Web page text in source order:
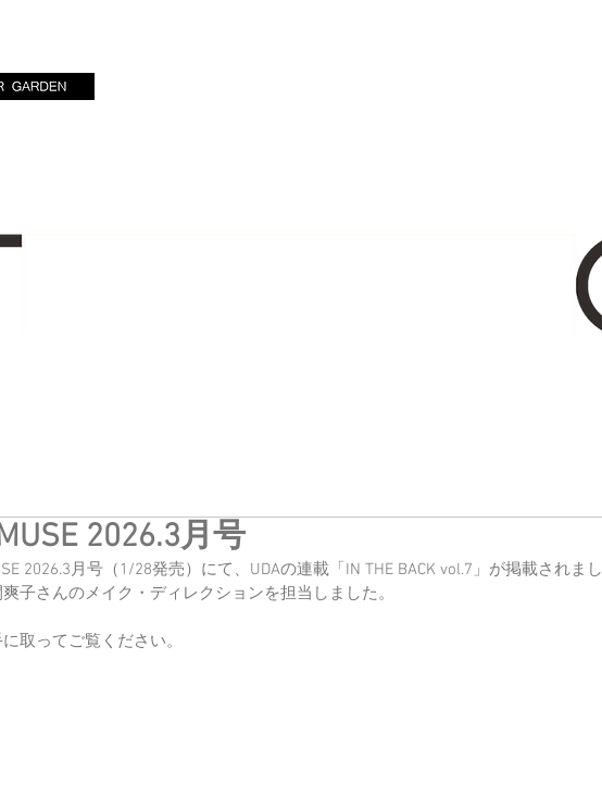
2026.3月号
2026.3月号（1/28発売）にて、UDAの連載「IN THE BACK vol.7」が掲載されまし
子さんのメイク・ディレクションを担当しました。
取ってご覧ください。